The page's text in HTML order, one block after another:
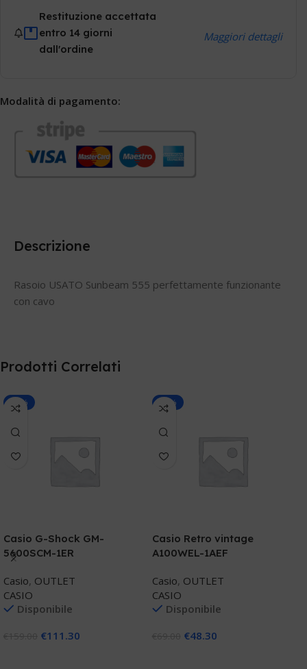
Restituzione accettata
entro 14 giorni
dall'ordine
Maggiori dettagli
Modalità di pagamento:
Descrizione
Rasoio USATO Sunbeam 555 perfettamente funzionante
con cavo
Prodotti Correlati
-30%
Casio G-Shock GM-
5600SCM-1ER
Casio, OUTLET
CASIO
Disponibile
€111.30
-30%
Casio Retro vintage
A100WEL-1AEF
Casio, OUTLET
CASIO
Disponibile
€48.30